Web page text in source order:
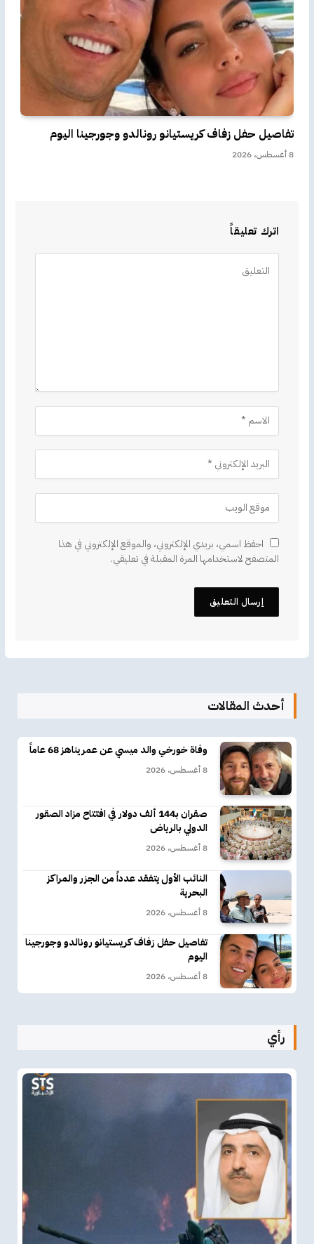
تفاصيل حفل زفاف كريستيانو رونالدو وجورجينا اليوم
8 أغسطس، 2026
اترك تعليقاً
احفظ اسمي، بريدي الإلكتروني، والموقع الإلكتروني في هذا
المتصفح لاستخدامها المرة المقبلة في تعليقي.
أحدث المقالات
وفاة خورخي والد ميسي عن عمر يناهز 68 عاماً
8 أغسطس، 2026
صقران بـ144 ألف دولار في افتتاح مزاد الصقور
الدولي بالرياض
8 أغسطس، 2026
النائب الأول يتفقد عدداً من الجزر والمراكز
البحرية
8 أغسطس، 2026
تفاصيل حفل زفاف كريستيانو رونالدو وجورجينا
اليوم
8 أغسطس، 2026
رأي